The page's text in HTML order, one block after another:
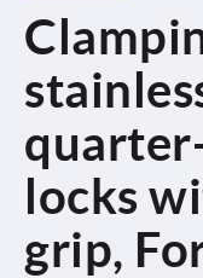
locks
grip,